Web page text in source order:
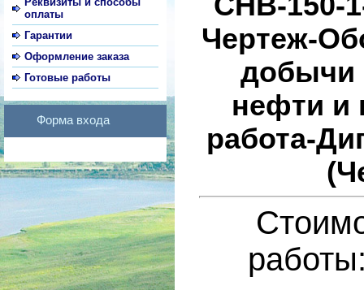
оплаты
Гарантии
Оформление заказа
Готовые работы
Форма входа
Чертеж-
добычи
нефти и
работа-